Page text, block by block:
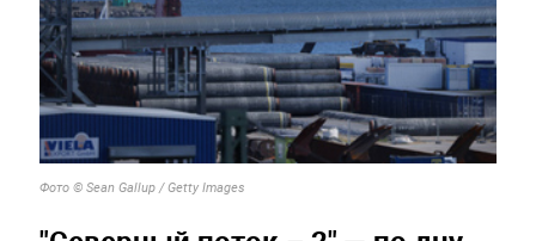
Фото © Sean Gallup / Getty Images